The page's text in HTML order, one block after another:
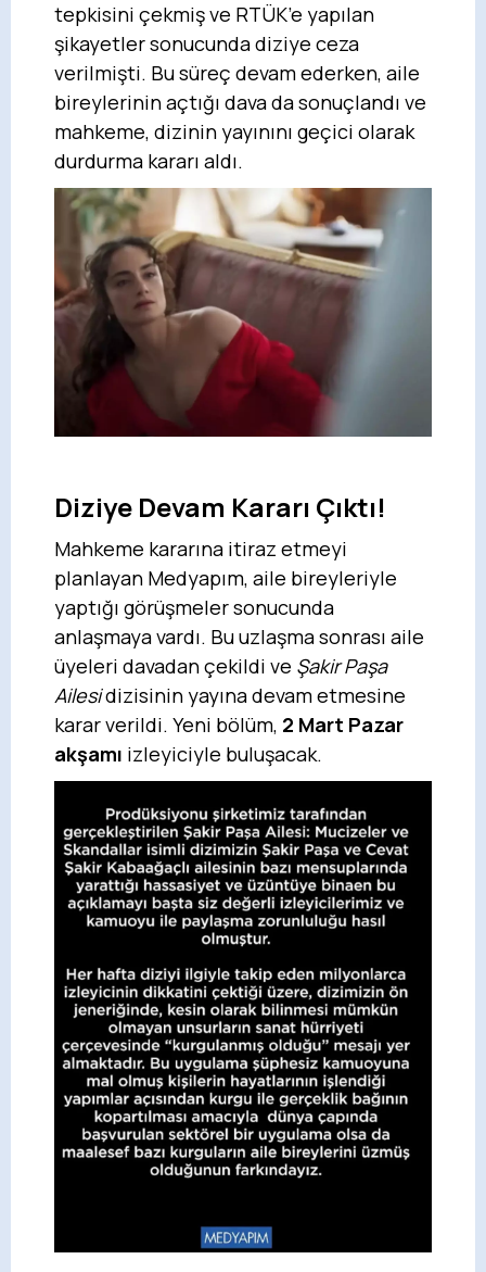
tepkisini çekmiş ve RTÜK’e yapılan
şikayetler sonucunda diziye ceza
verilmişti. Bu süreç devam ederken, aile
bireylerinin açtığı dava da sonuçlandı ve
mahkeme, dizinin yayınını geçici olarak
durdurma kararı aldı.
Diziye Devam Kararı Çıktı!
Mahkeme kararına itiraz etmeyi
planlayan Medyapım, aile bireyleriyle
yaptığı görüşmeler sonucunda
anlaşmaya vardı. Bu uzlaşma sonrası aile
üyeleri davadan çekildi ve Şakir Paşa
Ailesidizisinin yayına devam etmesine
karar verildi. Yeni bölüm, 2 Mart Pazar
akşamı izleyiciyle buluşacak.